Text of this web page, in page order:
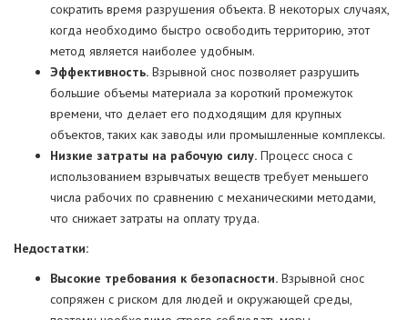
сократить время разрушения объекта. В некоторых случаях,
когда необходимо быстро освободить территорию, этот
метод является наиболее удобным.
Эффективность. Взрывной снос позволяет разрушить
большие объемы материала за короткий промежуток
времени, что делает его подходящим для крупных
объектов, таких как заводы или промышленные комплексы.
Низкие затраты на рабочую силу. Процесс сноса с
использованием взрывчатых веществ требует меньшего
числа рабочих по сравнению с механическими методами,
что снижает затраты на оплату труда.
Недостатки:
Высокие требования к безопасности. Взрывной снос
сопряжен с риском для людей и окружающей среды,